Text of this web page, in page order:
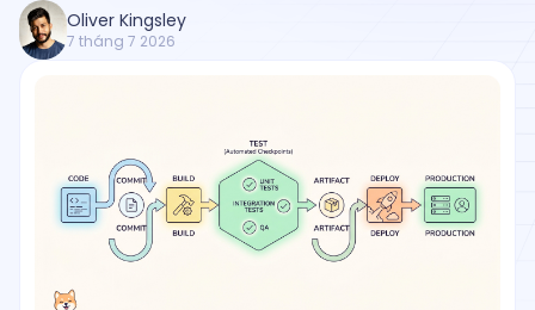
Oliver Kingsley
7 tháng 7 2026